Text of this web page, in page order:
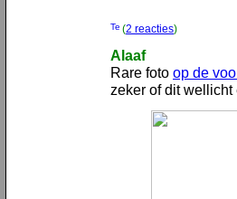
(2 reacties)
Alaaf
Rare foto op de
zeker of dit